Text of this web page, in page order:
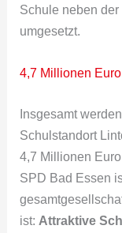
Schule neben der
umgesetzt.
4,7 Millionen
Insgesamt
Schulstandort
4,7 Millionen
SPD Bad Essen
ist: Attraktive